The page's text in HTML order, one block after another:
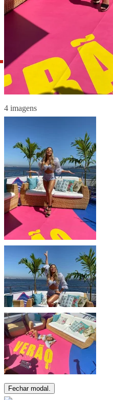
4 imagens
Fechar modal.